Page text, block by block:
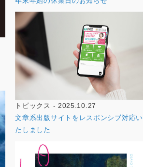
トピックス - 2025.10.27
文章系出版サイトをレスポンシブ対応い
たしました